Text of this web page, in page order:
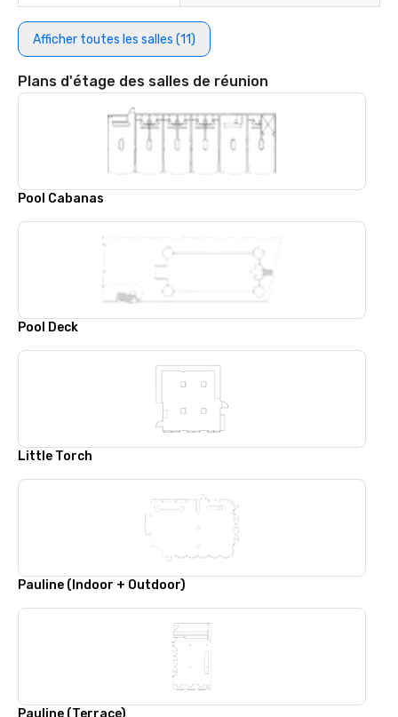
Afficher toutes les salles (11)
Plans d'étage des salles de réunion
Pool Cabanas
Pool Deck
Little Torch
Pauline (Indoor + Outdoor)
Pauline (Terrace)